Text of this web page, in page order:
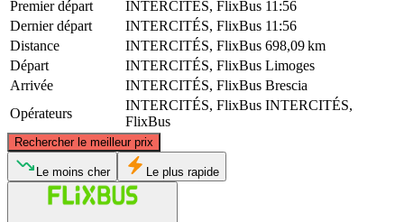
Premier départ
INTERCITÉS, FlixBus 11:56
Dernier départ
INTERCITÉS, FlixBus 11:56
Distance
INTERCITÉS, FlixBus 698,09 km
Départ
INTERCITÉS, FlixBus Limoges
Arrivée
INTERCITÉS, FlixBus Brescia
Opérateurs
INTERCITÉS, FlixBus INTERCITÉS,
FlixBus
Rechercher le meilleur prix
Le moins cher Le plus rapide